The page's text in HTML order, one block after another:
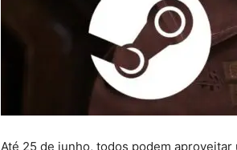
Até 25 de junho, todos podem